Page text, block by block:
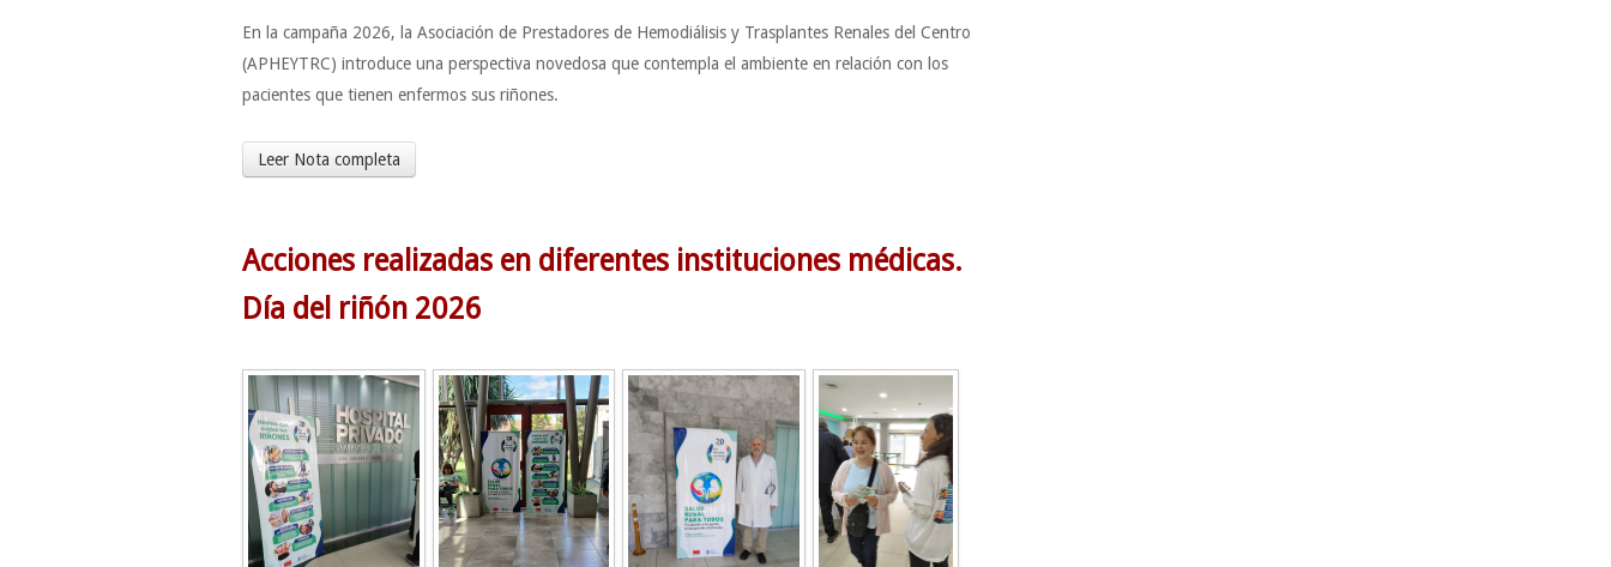
En la campaña 2026, la Asociación de Prestadores de Hemodiálisis y Trasplantes Renales del Centro
(APHEYTRC) introduce una perspectiva novedosa que contempla el ambiente en relación con los
pacientes que tienen enfermos sus riñones.
Leer Nota completa
Acciones realizadas en diferentes instituciones médicas.
Día del riñón 2026